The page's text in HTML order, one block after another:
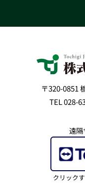
〒320-0851
TEL 028-
遠隔
クリック